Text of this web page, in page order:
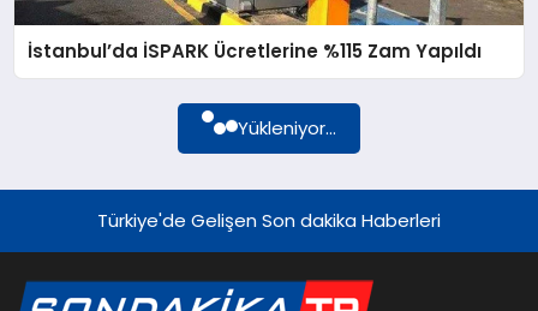
YAŞAM
EKONOMI
İstanbul’da İSPARK Ücretlerine %115 Zam Yapıldı
Yükleniyor...
Türkiye'de Gelişen Son dakika Haberleri